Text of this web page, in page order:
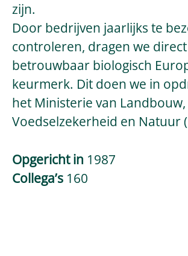
zijn.
Door bedrijven jaarlijks te
controleren, dragen we
betrouwbaar biologisch
keurmerk. Dit doen we in
het Ministerie van Landbouw,
Voedselzekerheid en Natuur
Opgericht in 1987
Collega’s 160